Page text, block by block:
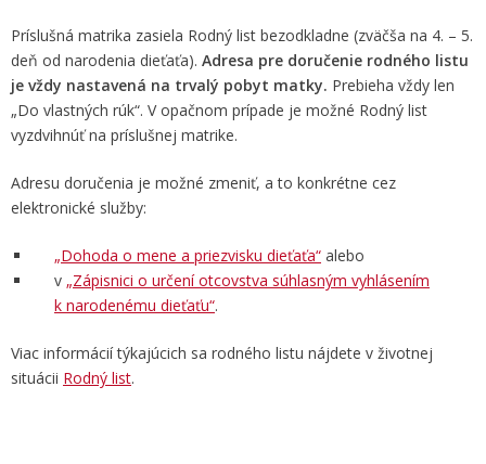
Príslušná matrika zasiela Rodný list bezodkladne (zväčša na 4. – 5.
deň od narodenia dieťaťa). Adresa pre doručenie rodného listu
je vždy nastavená na trvalý pobyt matky. Prebieha vždy len
„Do vlastných rúk“. V opačnom prípade je možné Rodný list
vyzdvihnúť na príslušnej matrike.
Adresu doručenia je možné zmeniť, a to konkrétne cez
elektronické služby:
„Dohoda o mene a priezvisku dieťaťa“ alebo
v „Zápisnici o určení otcovstva súhlasným vyhlásením
k narodenému dieťaťu“.
Viac informácií týkajúcich sa rodného listu nájdete v životnej
situácii Rodný list.